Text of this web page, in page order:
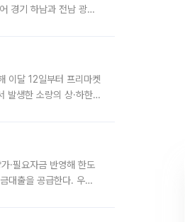
경기 하남과 전남 광양
이달 12일부터 프리마켓
발생한 소량의 상·하한
·필요자금 반영해 한도
대출을 공급한다. 우리